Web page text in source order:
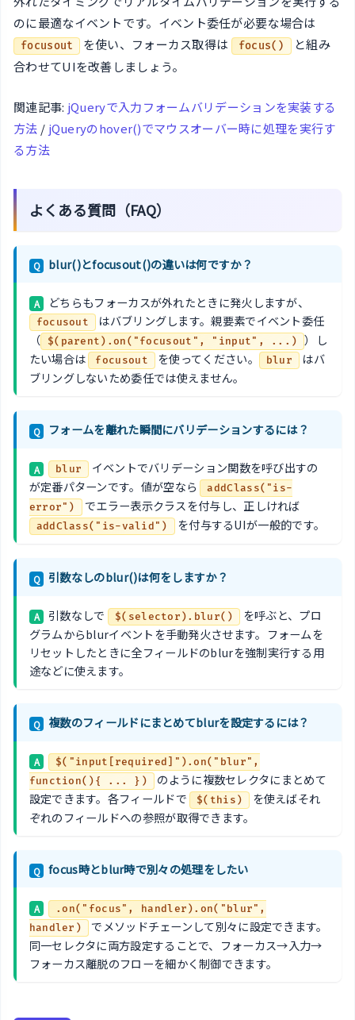
のに最適なイベントです。イベント委任が必要な場合は
focusout を使い、フォーカス取得は focus()
と組み
合わせてUIを改善しましょう。
関連記事: jQueryで入力フォームバリデーションを実装する
方法 / jQueryのhover()でマウスオーバー時に処理を実行す
る方法
よくある質問（FAQ）
Q blur()とfocusout()の違いは何ですか？
A どちらもフォーカスが外れたときに発火しますが、
focusout
はバブリングします。親要素でイベント委任
（
$(parent).on("focusout", "input", ...)
）し
たい場合は focusout を使ってください。 blur
はバ
ブリングしないため委任では使えません。
Q フォームを離れた瞬間にバリデーションするには？
A blur
イベントでバリデーション関数を呼び出すの
が定番パターンです。値が空なら addClass("is-
error")
でエラー表示クラスを付与し、正しければ
addClass("is-valid") を付与するUIが一般的です。
Q 引数なしのblur()は何をしますか？
A 引数なしで $(selector).blur()
を呼ぶと、プロ
グラムからblurイベントを手動発火させます。フォームを
リセットしたときに全フィールドのblurを強制実行する用
途などに使えます。
Q 複数のフィールドにまとめてblurを設定するには？
A
$("input[required]").on("blur",
function(){ ... })
のように複数セレクタにまとめて
設定できます。各フィールドで
$(this)
を使えばそれ
ぞれのフィールドへの参照が取得できます。
Q focus時とblur時で別々の処理をしたい
A
.on("focus", handler).on("blur",
handler)
でメソッドチェーンして別々に設定できます。
同一セレクタに両方設定することで、フォーカス→入力→
フォーカス離脱のフローを細かく制御できます。